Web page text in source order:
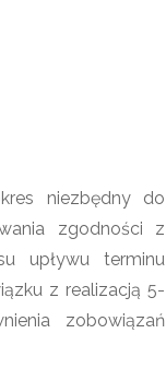
niezbędny do
zgodności z
upływu terminu
z realizacją 5-
zobowiązań